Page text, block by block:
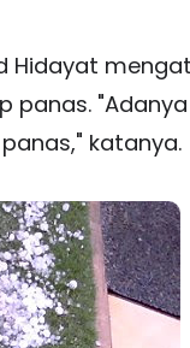
Hidayat
panas.
katanya.